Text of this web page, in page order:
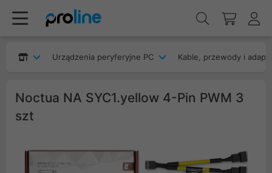
Urządzenia peryferyjne PC Kable, przewody i
Noctua NA SYC1.yellow 4-Pin PWM 3
szt